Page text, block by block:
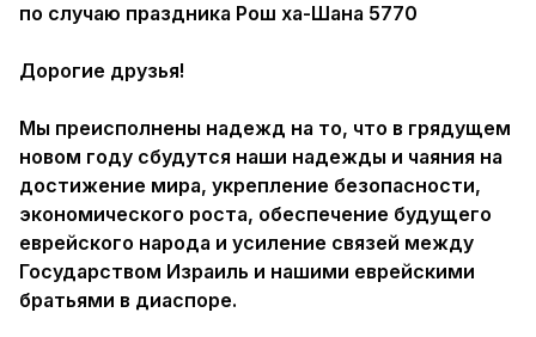
по случаю праздника Рош ха-Шана 5770
Дорогие друзья!
Мы преисполнены надежд на то, что в грядущем
новом году сбудутся наши надежды и чаяния на
достижение мира, укрепление безопасности,
экономического роста, обеспечение будущего
еврейского народа и усиление связей между
Государством Израиль и нашими еврейскими
братьями в диаспоре.